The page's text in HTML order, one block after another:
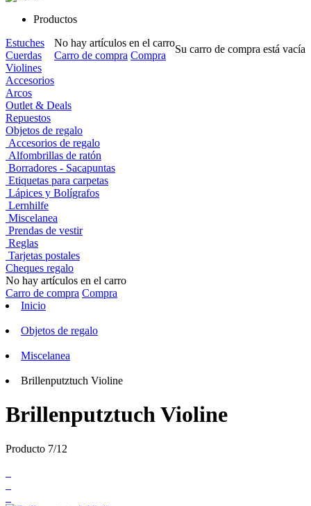
Productos
No hay artículos en el carro
Carro de compra Compra
Su carro de compra está vacía
Estuches
Cuerdas
Violines
Accesorios
Arcos
Outlet & Deals
Repuestos
Objetos de regalo
Accesorios de regalo
Alfombrillas de ratón
Borradores - Sacapuntas
Etiquetas para carpetas
Lápices y Bolígrafos
Lernhilfe
Miscelanea
Prendas de vestir
Reglas
Tarjetas postales
Cheques regalo
No hay artículos en el carro
Carro de compra Compra
Inicio
Objetos de regalo
Miscelanea
Brillenputztuch Violine
Brillenputztuch Violine
Producto 7/12